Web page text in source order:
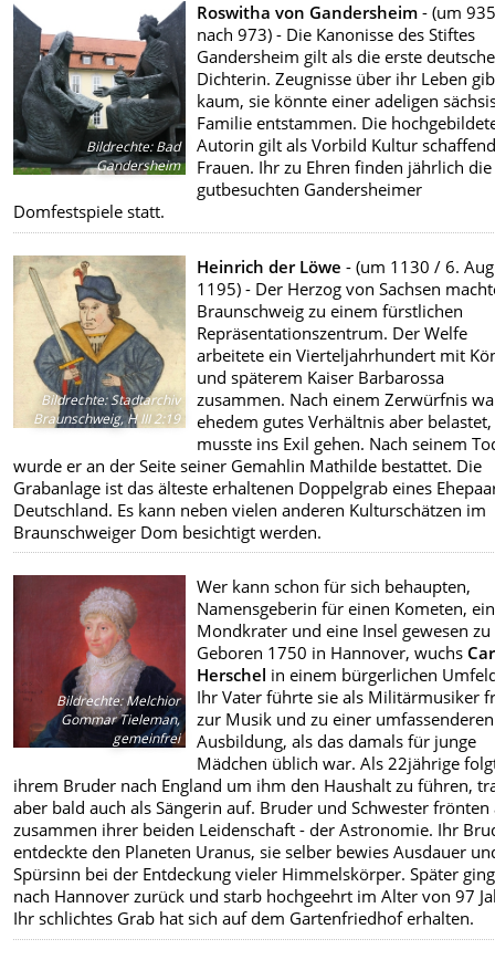
Bildrechte:Bad
Gandersheim
Roswitha von Gandersheim - (um
nach 973) - Die Kanonisse des Stiftes
Gandersheim gilt als die erste deutsche
Dichterin. Zeugnisse über ihr Leben
kaum, sie könnte einer adeligen
Familie entstammen. Die
Autorin gilt als Vorbild Kultur
Frauen. Ihr zu Ehren finden jährlich die
gutbesuchten Gandersheimer
Domfestspiele statt.
Bildrechte:Stadtarchiv
Braunschweig, H III 2:19
Heinrich der Löwe - (um 1130 / 6.
1195) - Der Herzog von Sachsen
Braunschweig zu einem fürstlichen
Repräsentationszentrum. Der Welfe
arbeitete ein Vierteljahrhundert mit
und späterem Kaiser Barbarossa
zusammen. Nach einem Zerwürfnis
ehedem gutes Verhältnis aber
musste ins Exil gehen. Nach seinem
wurde er an der Seite seiner Gemahlin Mathilde bestattet. Die
Grabanlage ist das älteste erhaltenen Doppelgrab eines
Deutschland. Es kann neben vielen anderen Kulturschätzen im
Braunschweiger Dom besichtigt werden.
Bildrechte:Melchior
Gommar Tieleman,
gemeinfrei
Wer kann schon für sich behaupten,
Namensgeberin für einen Kometen,
Mondkrater und eine Insel gewesen zu
Geboren 1750 in Hannover, wuchs
Herschel in einem bürgerlichen
Ihr Vater führte sie als Militärmusiker
zur Musik und zu einer umfassenderen
Ausbildung, als das damals für junge
Mädchen üblich war. Als 22jährige
ihrem Bruder nach England um ihm den Haushalt zu führen,
aber bald auch als Sängerin auf. Bruder und Schwester frönten
zusammen ihrer beiden Leidenschaft - der Astronomie. Ihr
entdeckte den Planeten Uranus, sie selber bewies Ausdauer
Spürsinn bei der Entdeckung vieler Himmelskörper. Später
nach Hannover zurück und starb hochgeehrt im Alter von 97
Ihr schlichtes Grab hat sich auf dem Gartenfriedhof erhalten.